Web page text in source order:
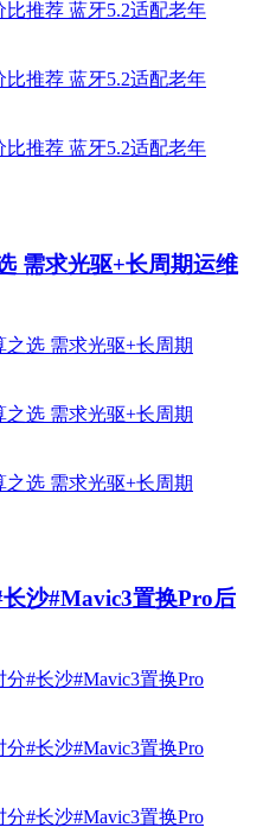
需求光驱+长周期运维
沙#Mavic3置换Pro后